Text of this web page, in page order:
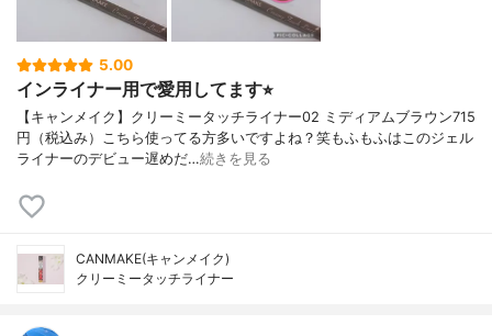
5.00
インライナー用で愛用してます⭐︎
【キャンメイク】クリーミータッチライナー02 ミディアムブラウン715
円（税込み）こちら使ってる方多いですよね？笑もふもふはこのジェル
ライナーのデビュー遅めだ…続きを見る
CANMAKE(キャンメイク)
クリーミータッチライナー